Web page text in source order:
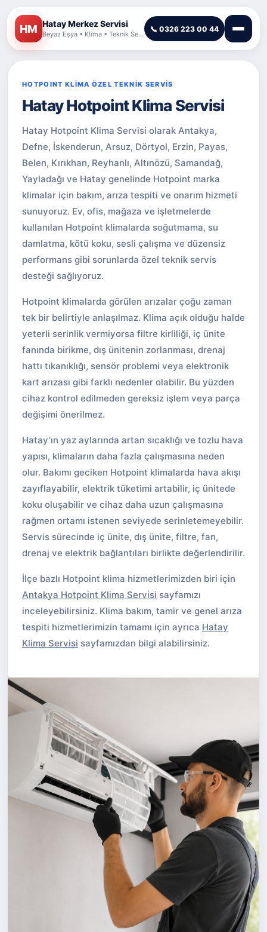
HM Hatay Merkez Servisi
Beyaz Eşya • Klima • Teknik Servis
📞 0326 223 00 44
HOTPOINT KLİMA ÖZEL TEKNİK SERVİS
Hatay Hotpoint Klima Servisi
Hatay Hotpoint Klima Servisi olarak Antakya,
Defne, İskenderun, Arsuz, Dörtyol, Erzin, Payas,
Belen, Kırıkhan, Reyhanlı, Altınözü, Samandağ,
Yayladağı ve Hatay genelinde Hotpoint marka
klimalar için bakım, arıza tespiti ve onarım hizmeti
sunuyoruz. Ev, ofis, mağaza ve işletmelerde
kullanılan Hotpoint klimalarda soğutmama, su
damlatma, kötü koku, sesli çalışma ve düzensiz
performans gibi sorunlarda özel teknik servis
desteği sağlıyoruz.
Hotpoint klimalarda görülen arızalar çoğu zaman
tek bir belirtiyle anlaşılmaz. Klima açık olduğu halde
yeterli serinlik vermiyorsa filtre kirliliği, iç ünite
fanında birikme, dış ünitenin zorlanması, drenaj
hattı tıkanıklığı, sensör problemi veya elektronik
kart arızası gibi farklı nedenler olabilir. Bu yüzden
cihaz kontrol edilmeden gereksiz işlem veya parça
değişimi önerilmez.
Hatay’ın yaz aylarında artan sıcaklığı ve tozlu hava
yapısı, klimaların daha fazla çalışmasına neden
olur. Bakımı geciken Hotpoint klimalarda hava akışı
zayıflayabilir, elektrik tüketimi artabilir, iç ünitede
koku oluşabilir ve cihaz daha uzun çalışmasına
rağmen ortamı istenen seviyede serinletemeyebilir.
Servis sürecinde iç ünite, dış ünite, filtre, fan,
drenaj ve elektrik bağlantıları birlikte değerlendirilir.
İlçe bazlı Hotpoint klima hizmetlerimizden biri için
Antakya Hotpoint Klima Servisi sayfamızı
inceleyebilirsiniz. Klima bakım, tamir ve genel arıza
tespiti hizmetlerimizin tamamı için ayrıca Hatay
Klima Servisi sayfamızdan bilgi alabilirsiniz.